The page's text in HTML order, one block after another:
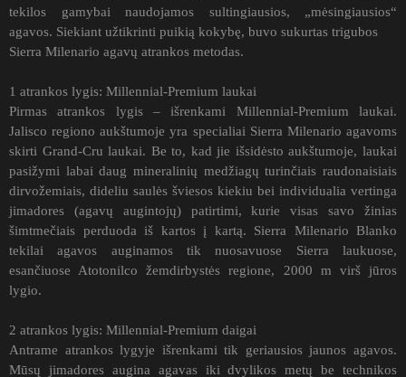
tekilos gamybai naudojamos sultingiausios, „mėsingiausios“
agavos. Siekiant užtikrinti puikią kokybę, buvo sukurtas trigubos
Sierra Milenario agavų atrankos metodas.
1 atrankos lygis: Millennial-Premium laukai
Pirmas atrankos lygis – išrenkami Millennial-Premium laukai.
Jalisco regiono aukštumoje yra specialiai Sierra Milenario agavoms
skirti Grand-Cru laukai. Be to, kad jie išsidėsto aukštumoje, laukai
pasižymi labai daug mineralinių medžiagų turinčiais raudonaisiais
dirvožemiais, dideliu saulės šviesos kiekiu bei individualia vertinga
jimadores (agavų augintojų) patirtimi, kurie visas savo žinias
šimtmečiais perduoda iš kartos į kartą. Sierra Milenario Blanko
tekilai agavos auginamos tik nuosavuose Sierra laukuose,
esančiuose Atotonilco žemdirbystės regione, 2000 m virš jūros
lygio.
2 atrankos lygis: Millennial-Premium daigai
Antrame atrankos lygyje išrenkami tik geriausios jaunos agavos.
Mūsų jimadores augina agavas iki dvylikos metų be technikos